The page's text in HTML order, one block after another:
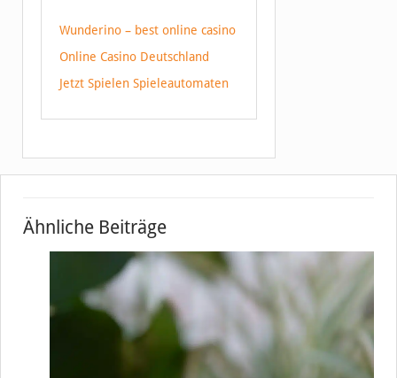
Wunderino – best online casino
Online Casino Deutschland
Jetzt Spielen Spieleautomaten
Ähnliche Beiträge